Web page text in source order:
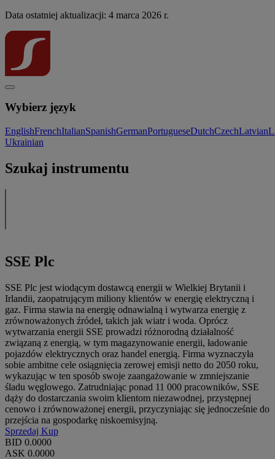
Data ostatniej aktualizacji: 4 marca 2026 r.
Wybierz język
EnglishFrenchItalianSpanishGermanPortugueseDutchCzechLatvian
Ukrainian
Szukaj instrumentu
SSE Plc
SSE Plc jest wiodącym dostawcą energii w Wielkiej Brytanii i
Irlandii, zaopatrującym miliony klientów w energię elektryczną i
gaz. Firma stawia na energię odnawialną i wytwarza energię z
zrównoważonych źródeł, takich jak wiatr i woda. Oprócz
wytwarzania energii SSE prowadzi różnorodną działalność
związaną z energią, w tym magazynowanie energii, ładowanie
pojazdów elektrycznych oraz handel energią. Firma wyznaczyła
sobie ambitne cele osiągnięcia zerowej emisji netto do 2050 roku,
wykazując w ten sposób swoje zaangażowanie w zmniejszanie
śladu węglowego. Zatrudniając ponad 11 000 pracowników, SSE
dąży do dostarczania swoim klientom niezawodnej, przystępnej
cenowo i zrównoważonej energii, przyczyniając się jednocześnie do
przejścia na gospodarkę niskoemisyjną.
Sprzedaj Kup
BID 0.0000
ASK 0.0000